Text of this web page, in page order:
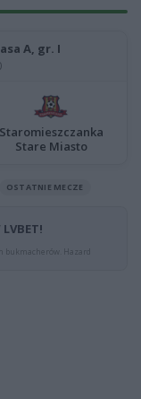
A, gr. I
Staromieszczanka
Stare Miasto
OSTATNIE MECZE
bukmacherów. Hazard